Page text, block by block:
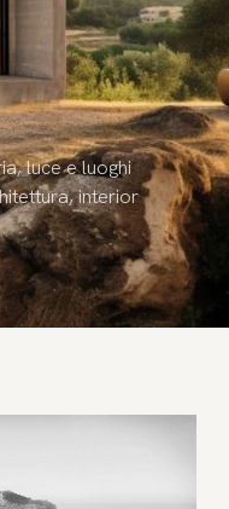
luce e luoghi
interior